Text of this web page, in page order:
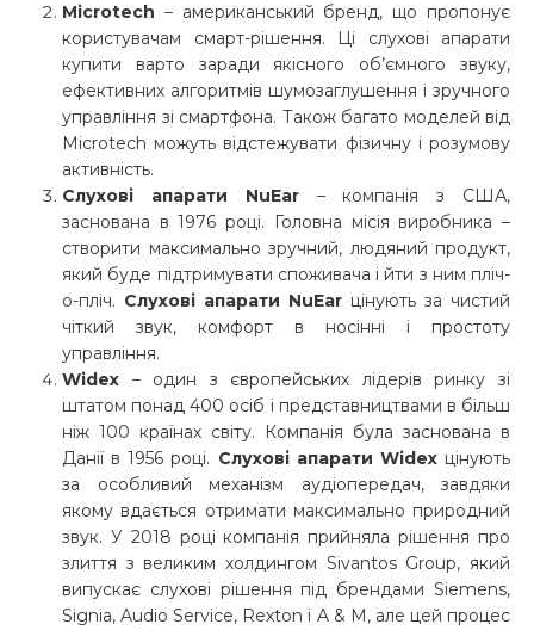
Microtech – американський бренд, що пропонує
користувачам смарт-рішення. Ці слухові апарати
купити варто заради якісного об’ємного звуку,
ефективних алгоритмів шумозаглушення і зручного
управління зі смартфона. Також багато моделей від
Microtech можуть відстежувати фізичну і розумову
активність.
Слухові апарати NuEar– компанія з США,
заснована в 1976 році. Головна місія виробника –
створити максимально зручний, людяний продукт,
який буде підтримувати споживача і йти з ним пліч-
о-пліч. Слухові апарати NuEar цінують за чистий
чіткий звук, комфорт в носінні і простоту
управління.
Widex – один з європейських лідерів ринку зі
штатом понад 400 осіб і представництвами в більш
ніж 100 країнах світу. Компанія була заснована в
Данії в 1956 році. Слухові апарати Widexцінують
за особливий механізм аудіопередач, завдяки
якому вдається отримати максимально природний
звук. У 2018 році компанія прийняла рішення про
злиття з великим холдингом Sivantos Group, який
випускає слухові рішення під брендами Siemens,
Signia, Audio Service, Rexton і A & M, але цей процес